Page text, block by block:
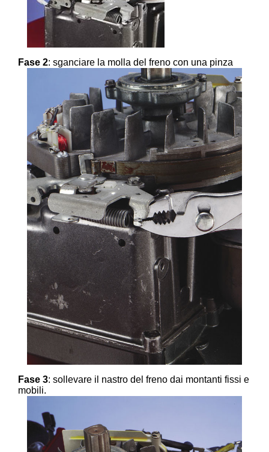
Fase 2: sganciare la molla del freno con una pinza
Fase 3: sollevare il nastro del freno dai montanti fissi e
mobili.